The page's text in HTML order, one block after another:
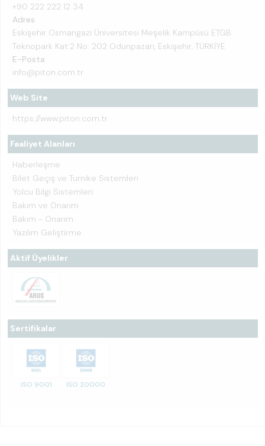
+90 222 222 12 34
Adres
Eskişehir Osmangazi Üniversitesi Meşelik Kampüsü ETGB
Teknopark Kat:2 No: 202 Odunpazarı, Eskişehir, TÜRKİYE
E-Posta
info@piton.com.tr
Web Site
https://www.piton.com.tr
Faaliyet Alanları
Haberleşme
Bilet Geçiş ve Turnike Sistemleri
Yolcu Bilgi Sistemleri
Bakım ve Onarım
Bakım - Onarım
Yazılım Geliştirme
Aktif Üyelikler
Sertifikalar
ISO 9001 ISO 20000